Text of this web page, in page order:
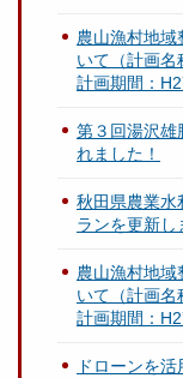
農山漁村地域
いて（計画
計画期間：
第３回湯沢雄
れました！
秋田県農業水
ランを更新し
農山漁村地域
いて（計画
計画期間：
ドローンを